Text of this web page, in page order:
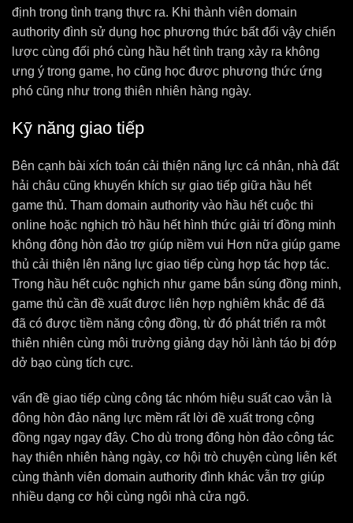
định trong tình trạng thực ra. Khi thành viên domain
authority đình sử dụng học phương thức bất đổi vậy chiến
lược cùng đối phó cùng hầu hết tình trạng xảy ra không
ưng ý trong game, họ cũng học được phương thức ứng
phó cũng như trong thiên nhiên hàng ngày.
Kỹ năng giao tiếp
Bên cạnh bài xích toán cải thiện năng lực cá nhân, nhà đất
hải châu cũng khuyến khích sự giao tiếp giữa hầu hết
game thủ. Tham domain authority vào hầu hết cuộc thi
online hoặc nghịch trò hầu hết hình thức giải trí đồng minh
không đông hòn đảo trợ giúp niềm vui Hơn nữa giúp game
thủ cải thiện lên năng lực giao tiếp cùng hợp tác hợp tác.
Trong hầu hết cuộc nghịch như game bắn súng đồng minh,
game thủ cần đề xuất được liên hợp nghiêm khắc để đã
đã có được tiềm năng cộng đồng, từ đó phát triển ra một
thiên nhiên cùng môi trường giảng dạy hỏi lành táo bị đớp
dở bạo cùng tích cực.
vấn đề giao tiếp cùng công tác nhóm hiệu suất cao vẫn là
đông hòn đảo năng lực mềm rất lời đề xuất trong cộng
đồng ngay ngay đây. Cho dù trong đông hòn đảo công tác
hay thiên nhiên hàng ngày, cơ hội trò chuyện cùng liên kết
cùng thành viên domain authority đình khác vẫn trợ giúp
nhiều dạng cơ hội cùng ngôi nhà cửa ngõ.